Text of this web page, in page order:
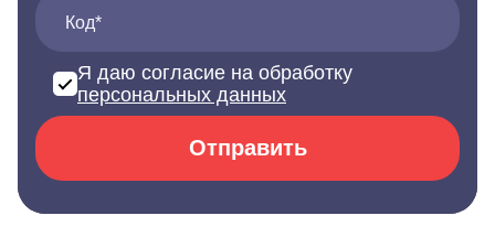
Код*
Я даю согласие на обработку
персональных данных
Отправить